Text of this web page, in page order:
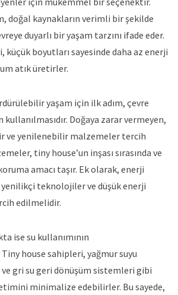
doğal kaynakların verimli bir şekilde
duyarlı bir yaşam tarzını ifade eder.
küçük boyutları sayesinde daha az enerji
atık üretirler.
yaşam için ilk adım, çevre
Doğaya zarar vermeyen,
ve yenilenebilir malzemeler tercih
tiny house’un inşası sırasında ve
amacı taşır. Ek olarak, enerji
teknolojiler ve düşük enerji
edilmelidir.
ise su kullanımının
house sahipleri, yağmur suyu
gri su geri dönüşüm sistemleri gibi
minimalize edebilirler. Bu sayede,